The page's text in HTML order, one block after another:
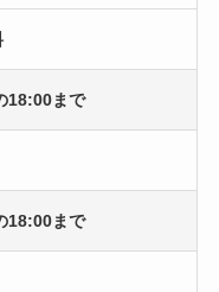
18:00まで
18:00まで